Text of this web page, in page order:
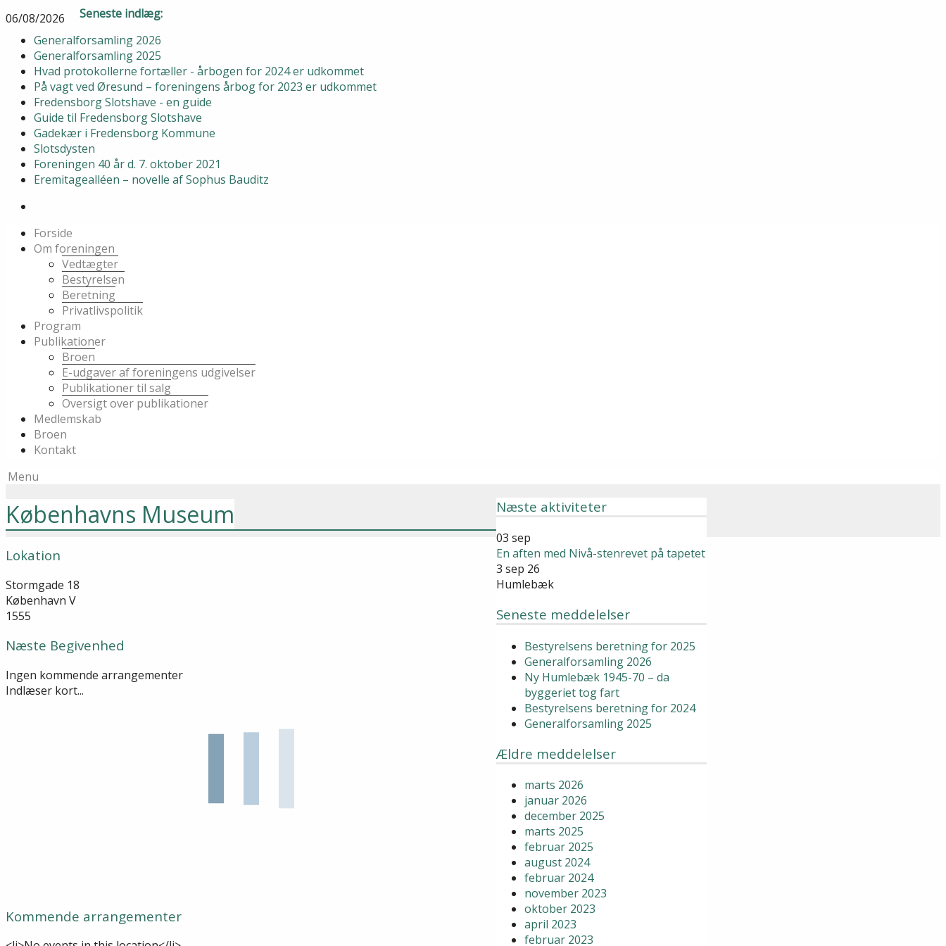
06/08/2026
Seneste indlæg:
Generalforsamling 2026
Generalforsamling 2025
Hvad protokollerne fortæller - årbogen for 2024 er udkommet
På vagt ved Øresund – foreningens årbog for 2023 er udkommet
Fredensborg Slotshave - en guide
Guide til Fredensborg Slotshave
Gadekær i Fredensborg Kommune
Slotsdysten
Foreningen 40 år d. 7. oktober 2021
Eremitagealléen – novelle af Sophus Bauditz
Forside
Om foreningen
Vedtægter
Bestyrelsen
Beretning
Privatlivspolitik
Program
Publikationer
Broen
E-udgaver af foreningens udgivelser
Publikationer til salg
Oversigt over publikationer
Medlemskab
Broen
Kontakt
Menu
Næste aktiviteter
03 sep
En aften med Nivå-stenrevet på tapetet
3 sep 26
Humlebæk
Seneste meddelelser
Bestyrelsens beretning for 2025
Generalforsamling 2026
Ny Humlebæk 1945-70 – da
byggeriet tog fart
Bestyrelsens beretning for 2024
Generalforsamling 2025
Ældre meddelelser
marts 2026
januar 2026
december 2025
marts 2025
februar 2025
august 2024
februar 2024
november 2023
oktober 2023
april 2023
februar 2023
Københavns Museum
Lokation
Stormgade 18
København V
1555
Næste Begivenhed
Ingen kommende arrangementer
Indlæser kort...
Kommende arrangementer